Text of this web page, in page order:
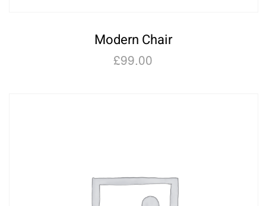
Modern Chair
£99.00